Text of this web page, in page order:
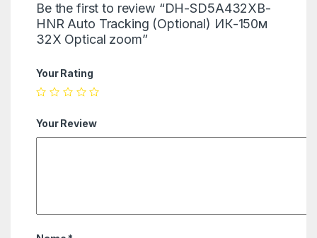
Be the first to review “DH-SD5A432XB-
HNR Auto Tracking (Optional) ИК-150м
32X Optical zoom”
Your Rating
Your Review